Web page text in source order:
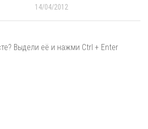
14/04/2012
Выдели её и нажми Ctrl + Enter